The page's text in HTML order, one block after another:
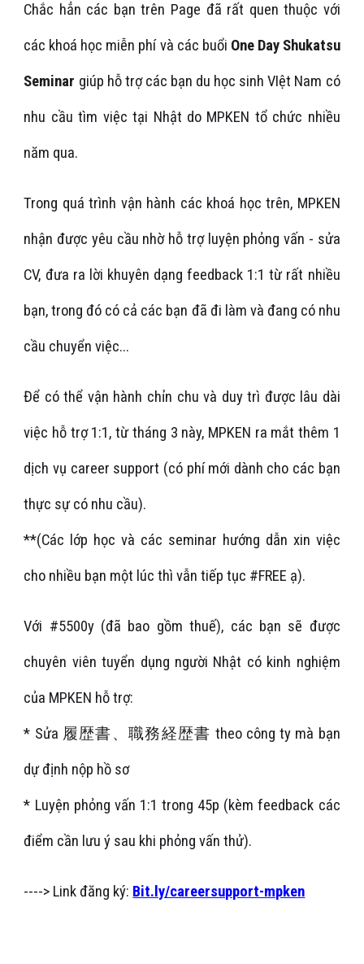
Chắc hẳn các bạn trên Page đã rất quen thuộc với
các khoá học miễn phí và các buổi One Day Shukatsu
Seminar giúp hỗ trợ các bạn du học sinh VIệt Nam có
nhu cầu tìm việc tại Nhật do MPKEN tổ chức nhiều
năm qua.
Trong quá trình vận hành các khoá học trên, MPKEN
nhận được yêu cầu nhờ hỗ trợ luyện phỏng vấn - sửa
CV, đưa ra lời khuyên dạng feedback 1:1 từ rất nhiều
bạn, trong đó có cả các bạn đã đi làm và đang có nhu
cầu chuyển việc...
Để có thể vận hành chỉn chu và duy trì được lâu dài
việc hỗ trợ 1:1, từ tháng 3 này, MPKEN ra mắt thêm 1
dịch vụ career support (có phí mới dành cho các bạn
thực sự có nhu cầu).
**(Các lớp học và các seminar hướng dẫn xin việc
cho nhiều bạn một lúc thì vẫn tiếp tục #FREE ạ).
Với #5500y (đã bao gồm thuế), các bạn sẽ được
chuyên viên tuyển dụng người Nhật có kinh nghiệm
của MPKEN hỗ trợ:
* Sửa 履歴書、職務経歴書 theo công ty mà bạn
dự định nộp hồ sơ
* Luyện phỏng vấn 1:1 trong 45p (kèm feedback các
điểm cần lưu ý sau khi phỏng vấn thử).
----> Link đăng ký: Bit.ly/careersupport-mpken